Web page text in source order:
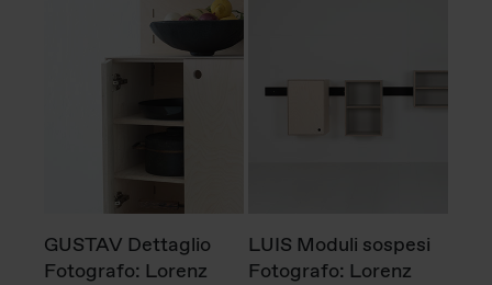
GUSTAV Dettaglio
Fotografo: Lorenz
LUIS Moduli sospesi
Fotografo: Lorenz